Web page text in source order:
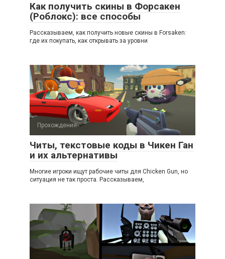
Как получить скины в Форсакен
(Роблокс): все способы
Рассказываем, как получить новые скины в Forsaken:
где их покупать, как открывать за уровни
Прохождения
Читы, текстовые коды в Чикен Ган
и их альтернативы
Многие игроки ищут рабочие читы для Chicken Gun, но
ситуация не так проста. Рассказываем,